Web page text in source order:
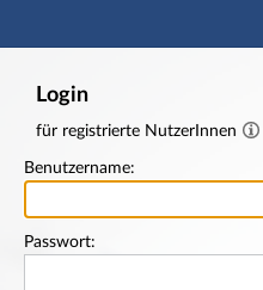
Login
für registrierte NutzerInnen
Benutzername:
Passwort: